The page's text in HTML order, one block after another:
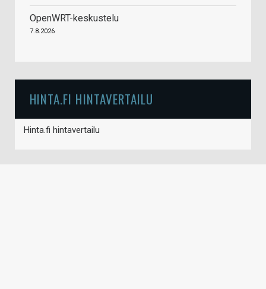
OpenWRT-keskustelu
7.8.2026
HINTA.FI HINTAVERTAILU
Hinta.fi hintavertailu